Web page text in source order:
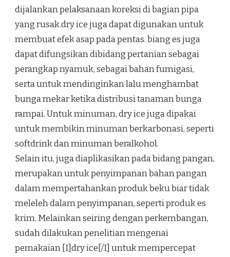
dijalankan pelaksanaan koreksi di bagian pipa
yang rusak.dry ice juga dapat digunakan untuk
membuat efek asap pada pentas. biang es juga
dapat difungsikan dibidang pertanian sebagai
perangkap nyamuk, sebagai bahan fumigasi,
serta untuk mendinginkan lalu menghambat
bunga mekar ketika distribusi tanaman bunga
rampai. Untuk minuman, dry ice juga dipakai
untuk membikin minuman berkarbonasi, seperti
softdrink dan minuman beralkohol.
Selain itu, juga diaplikasikan pada bidang pangan,
merupakan untuk penyimpanan bahan pangan
dalam mempertahankan produk beku biar tidak
meleleh dalam penyimpanan, seperti produk es
krim. Melainkan seiring dengan perkembangan,
sudah dilakukan penelitian mengenai
pemakaian [I]dry ice[/I] untuk mempercepat